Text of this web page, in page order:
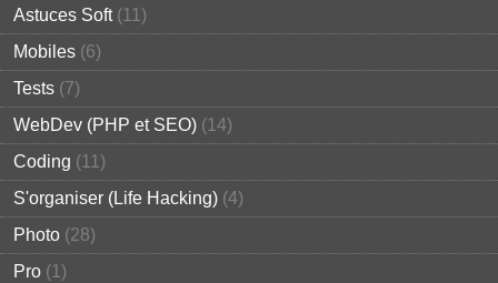
Astuces Soft(11)
Mobiles (6)
Tests (7)
WebDev (PHP et SEO) (14)
Coding (11)
S'organiser (Life Hacking) (4)
Photo (28)
Pro (1)